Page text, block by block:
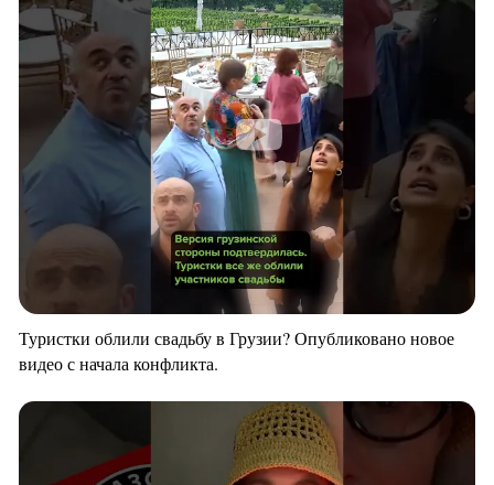
Туристки облили свадьбу в Грузии? Опубликовано новое
видео с начала конфликта.